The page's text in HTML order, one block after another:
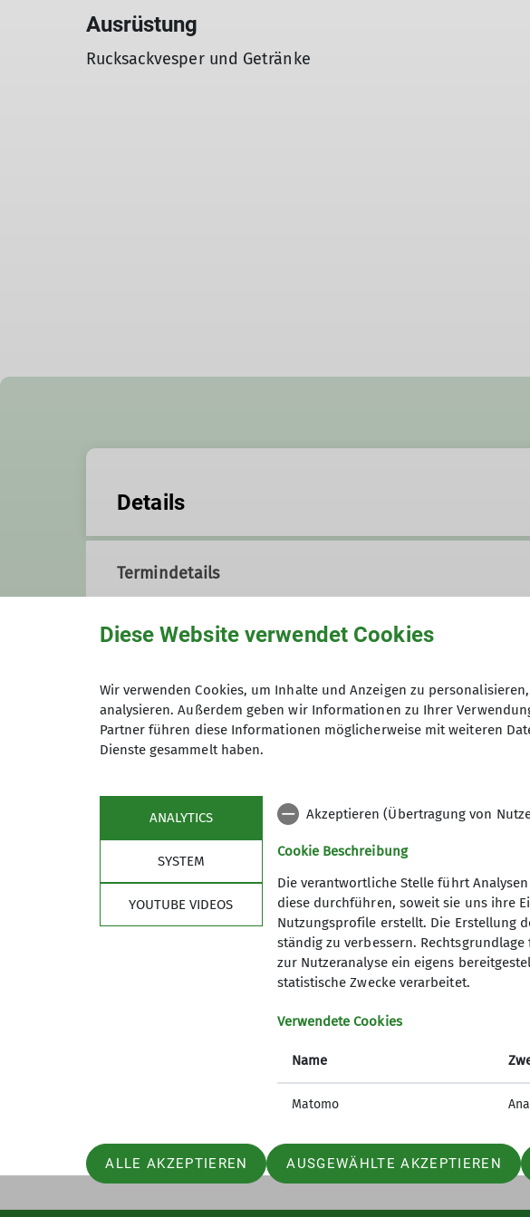
Ausrüstung
Rucksackvesper und Getränke
Details
Termindetails
Anmeldung
Maximale Teilnehmeranzahl
Kontakt
Diese Website verwendet Cookies
Wir verwenden Cookies, um Inhalte und Anzeigen zu
analysieren. Außerdem geben wir Informationen zu Ihrer
Partner führen diese Informationen möglicherweise mit weiteren
Dienste gesammelt haben.
ANALYTICS
SYSTEM
YOUTUBE VIDEOS
Akzeptieren (Übertragung von
Cookie Beschreibung
Die verantwortliche Stelle führt
diese durchführen, soweit sie uns ihre
Nutzungsprofile erstellt. Die Erstellung
ständig zu verbessern.
zur Nutzeranalyse ein eigens
statistische Zwecke verarbeitet.
Verwendete Cookies
Name
Matomo
ALLE AKZEPTIEREN AUSGEWÄHLTE AKZEPTIEREN